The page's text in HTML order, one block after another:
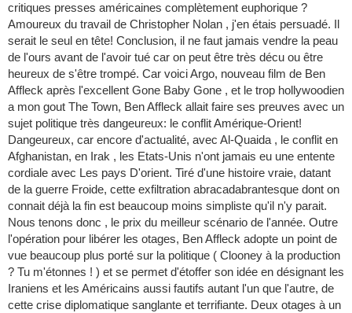
critiques presses américaines complètement euphorique ?
Amoureux du travail de Christopher Nolan , j'en étais persuadé. Il
serait le seul en tête! Conclusion, il ne faut jamais vendre la peau
de l'ours avant de l'avoir tué car on peut être très décu ou être
heureux de s'être trompé. Car voici Argo, nouveau film de Ben
Affleck après l'excellent Gone Baby Gone , et le trop hollywoodien
a mon gout The Town, Ben Affleck allait faire ses preuves avec un
sujet politique très dangeureux: le conflit Amérique-Orient!
Dangeureux, car encore d'actualité, avec Al-Quaida , le conflit en
Afghanistan, en Irak , les Etats-Unis n'ont jamais eu une entente
cordiale avec Les pays D'orient. Tiré d'une histoire vraie, datant
de la guerre Froide, cette exfiltration abracadabrantesque dont on
connait déjà la fin est beaucoup moins simpliste qu'il n'y parait.
Nous tenons donc , le prix du meilleur scénario de l'année. Outre
l'opération pour libérer les otages, Ben Affleck adopte un point de
vue beaucoup plus porté sur la politique ( Clooney à la production
? Tu m'étonnes ! ) et se permet d'étoffer son idée en désignant les
Iraniens et les Américains aussi fautifs autant l'un que l'autre, de
cette crise diplomatique sanglante et terrifiante. Deux otages à un